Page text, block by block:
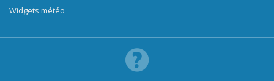
Widgets météo